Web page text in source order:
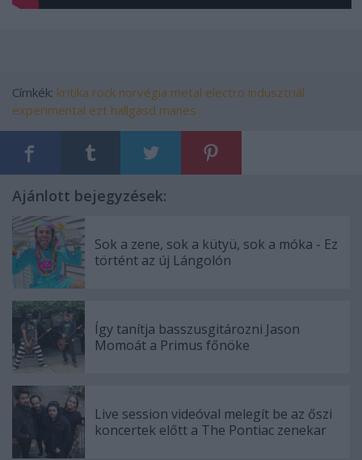
Címkék: kritika rock norvégia metal electro indusztriál
experimental ezt hallgasd manes
Ajánlott bejegyzések:
Sok a zene, sok a kütyü, sok a móka - Ez
történt az új Lángolón
Így tanítja basszusgitározni Jason
Momoát a Primus főnöke
Live session videóval melegít be az őszi
koncertek előtt a The Pontiac zenekar